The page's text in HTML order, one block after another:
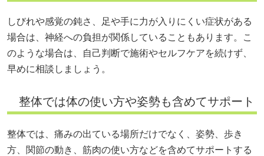
しびれや感覚の鈍さ、足や手に力が入りにくい症状がある
場合は、神経への負担が関係していることもあります。こ
のような場合は、自己判断で施術やセルフケアを続けず、
早めに相談しましょう。
整体では体の使い方や姿勢も含めてサポート
整体では、痛みの出ている場所だけでなく、姿勢、歩き
方、関節の動き、筋肉の使い方などを含めてサポートする